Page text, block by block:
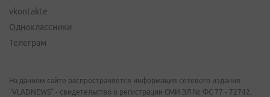
vkontakte
Одноклассники
Телеграм
На данном сайте распространяется информация сетевого издания
"VLADNEWS" - свидетельство о регистрации СМИ ЭЛ № ФС 77 - 72742,